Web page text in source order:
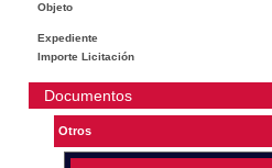
Objeto
Expediente
Importe Licitación
Documentos
Otros